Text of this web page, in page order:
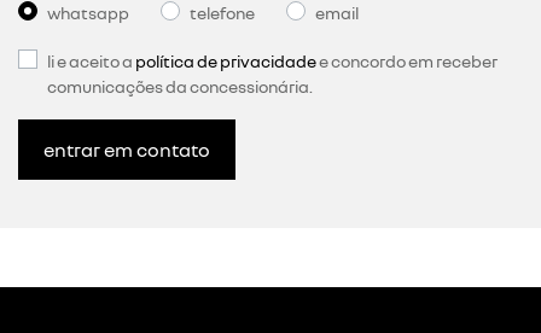
whatsapp telefone email
li e aceito a política de privacidadee concordo em receber
comunicações da concessionária.
entrar em contato